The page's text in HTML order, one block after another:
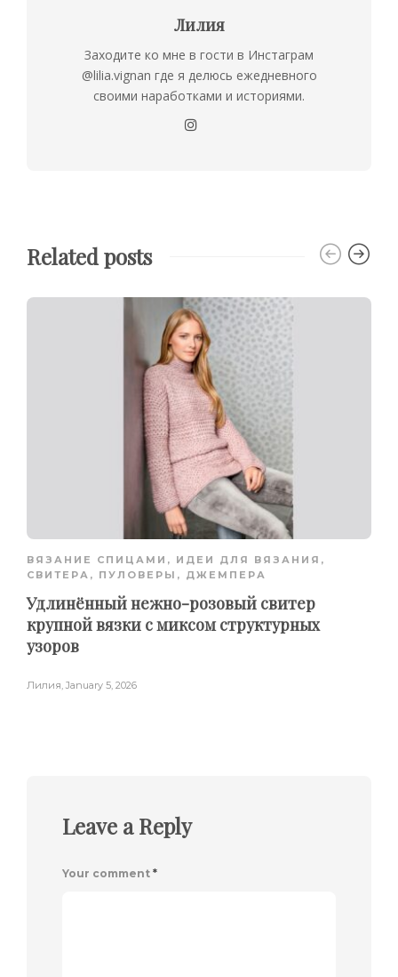
Лилия
Заходите ко мне в гости в Инстаграм
@lilia.vignan где я делюсь ежедневного
своими наработками и историями.
Related posts
ВЯЗАНИЕ СПИЦАМИ , ИДЕИ ДЛЯ ВЯЗАНИЯ ,
СВИТЕРА, ПУЛОВЕРЫ, ДЖЕМПЕРА
Удлинённый нежно-розовый свитер
крупной вязки с миксом структурных
узоров
Лилия January 5, 2026
Leave a Reply
Your comment *